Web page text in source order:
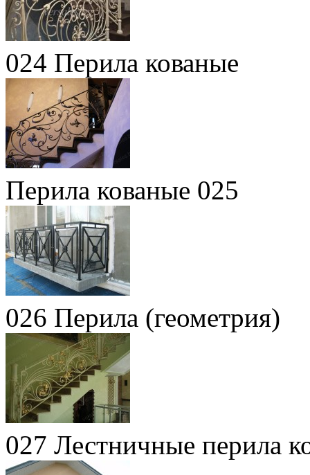
024 Перила кованые
Перила кованые 025
026 Перила (геометрия)
027 Лестничные перила